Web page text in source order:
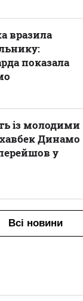
вразила
показала
із молодими
Динамо
у
Всі новини